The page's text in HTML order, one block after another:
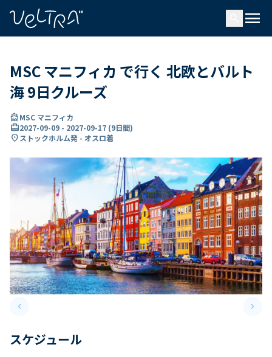
menu
MSC マニフィカ で行く 北欧とバルト
海 9日クルーズ
directions_boatMSC マニフィカ
card_travel2027-09-09 - 2027-09-17 (9日間)
location_on ストックホルム発 - オスロ着
keyboard_arrow_leftPrevious slide keyboard_arrow_right
スケジュール